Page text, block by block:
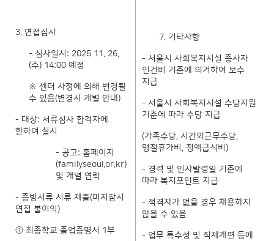
3. 면접심사
- 심사일시: 2025 11. 26.
(수) 14:00 예정
※ 센터 사정에 의해 변경될
수 있음(변경시 개별 안내)
- 대상: 서류심사 합격자에
한하여 실시
- 공고: 홈페이지
(familyseoul.or.kr)
및 개별 연락
- 증빙서류 서류 제출(미지참시
면접 불이익)
① 최종학교 졸업증명서 1부
7. 기타사항
- 서울시 사회복지시설 종사자
인건비 기준에 의거하여 보수
지급
- 서울시 사회복지시설 수당지원
기준에 따라 수당 지급
(가족수당, 시간외근무수당,
명절휴가비, 정액급식비)
- 경력 및 인사발령일 기준에
따라 복지포인트 지급
- 적격자가 없을 경우 채용하지
않을 수 있음
- 업무 특수성 및 직제개편 등에